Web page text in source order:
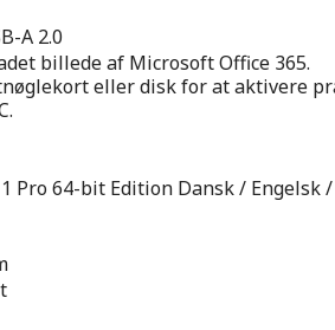
A 2.0
billede af Microsoft Office 365.
eller disk for at aktivere
Pro 64-bit Edition Dansk / Engelsk